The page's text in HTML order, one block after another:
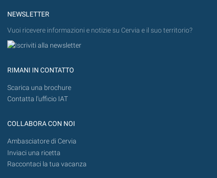
NEWSLETTER
Vuoi ricevere informazioni e notizie su Cervia e il suo territorio?
RIMANI IN CONTATTO
Scarica una brochure
Contatta l'ufficio IAT
COLLABORA CON NOI
Ambasciatore di Cervia
Inviaci una ricetta
Raccontaci la tua vacanza